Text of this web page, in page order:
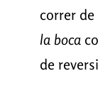
correr
la boca
de